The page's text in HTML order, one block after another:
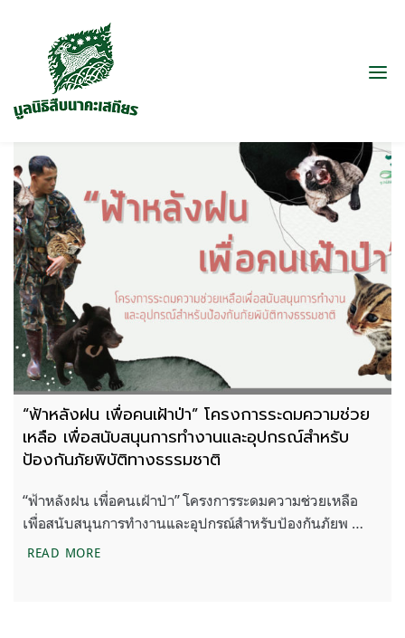
“ฟ้าหลังฝน เพื่อคนเฝ้าป่า” โครงการระดมความช่วย
เหลือ เพื่อสนับสนุนการทำงานและอุปกรณ์สำหรับ
ป้องกันภัยพิบัติทางธรรมชาติ
“ฟ้าหลังฝน เพื่อคนเฝ้าป่า” โครงการระดมความช่วยเหลือ
เพื่อสนับสนุนการทำงานและอุปกรณ์สำหรับป้องกันภัยพ …
READ MORE“ฟ้าหลังฝน เพื่อคนเฝ้าป่า” โครงการระดมความช่ว